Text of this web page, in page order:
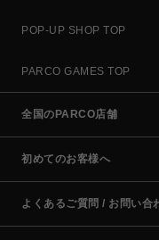
POP-UP SHOP TOP
PARCO GAMES TOP
全国のPARCO店舗
初めてのお客様へ
よくあるご質問 / お問い合